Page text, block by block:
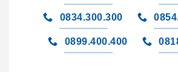
0834.300.300
0899.400.400